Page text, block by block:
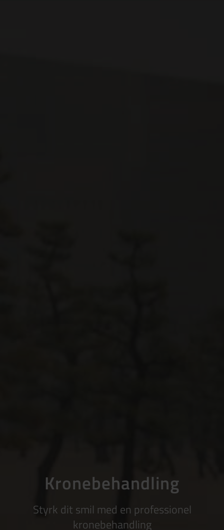
Kronebehandling
Styrk dit smil med en professionel
kronebehandling